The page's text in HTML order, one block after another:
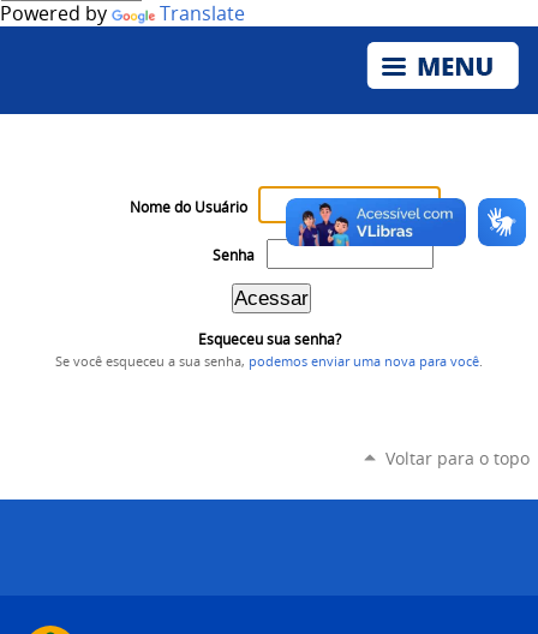
Powered by Translate
Nome do Usuário
Senha
Esqueceu sua senha?
Se você esqueceu a sua senha, podemos enviar uma nova para você
Voltar para o topo